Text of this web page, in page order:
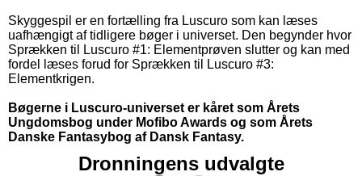
Skyggespil er en fortælling fra Luscuro som kan læses
uafhængigt af tidligere bøger i universet. Den begynder hvor
Sprækken til Luscuro #1: Elementprøven slutter og kan med
fordel læses forud for Sprækken til Luscuro #3:
Elementkrigen.
Bøgerne i Luscuro-universet er kåret som Årets
Ungdomsbog under Mofibo Awards og som Årets
Danske Fantasybog af Dansk Fantasy.
Dronningens udvalgte